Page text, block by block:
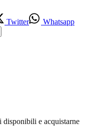
Twitter Whatsapp
disponibili e acquistarne